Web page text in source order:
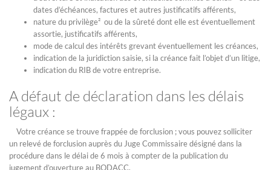
dates d’échéances, factures et autres justificatifs afférents,
nature du privilège² ou de la sûreté dont elle est éventuellement
assortie, justificatifs afférents,
mode de calcul des intérêts grevant éventuellement les créances,
indication de la juridiction saisie, si la créance fait l’objet d’un litige,
indication du RIB de votre entreprise.
A défaut de déclaration dans les délais
légaux :
Votre créance se trouve frappée de forclusion ; vous pouvez solliciter
un relevé de forclusion auprès du Juge Commissaire désigné dans la
procédure dans le délai de 6 mois à compter de la publication du
jugement d’ouverture au BODACC.